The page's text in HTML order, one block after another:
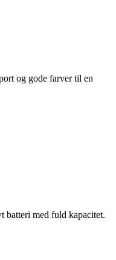
og gode farver til en
batteri med fuld kapacitet.